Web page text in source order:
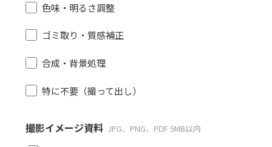
色味・明るさ調整
ゴミ取り・質感補正
合成・背景処理
特に不要（撮って出し）
撮影イメージ資料 JPG、PNG、PDF 5MB以内